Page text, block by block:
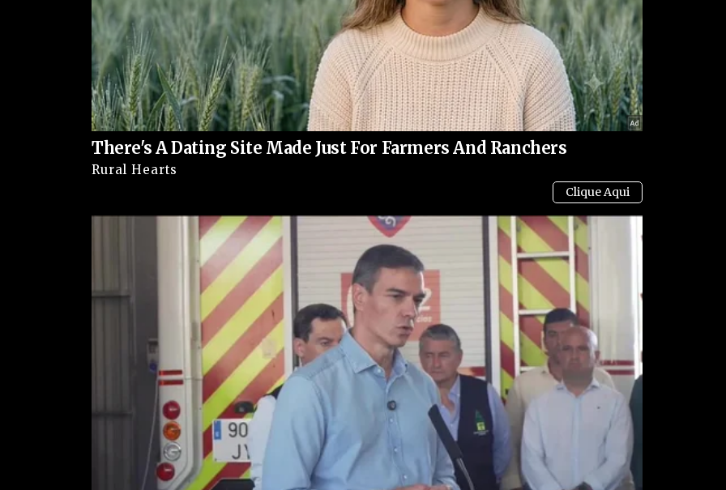
VEJA TAMBÉM:
aquipara ter acesso ao livro escrito por juristas, economistas, jornalistas e profissionais da
saúde conservadores que denuncia absurdos vividos no Brasil e no mundo, como tiranias,
campanhas anticientíficas, atos de corrupção, ilegalidades por notáveis autoridades, fraudes e
There's A Dating Site Made Just For Farmers And Ranchers
Rural Hearts